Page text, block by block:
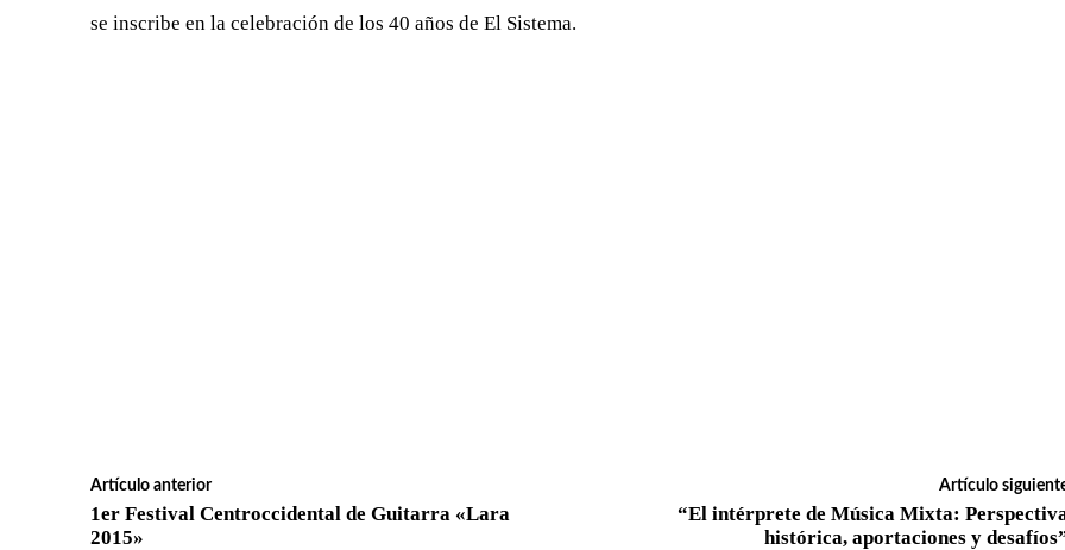
se inscribe en la celebración de los 40 años de El Sistema.
Artículo anterior
1er Festival Centroccidental de Guitarra «Lara
2015»
Artículo
“El intérprete de Música Mixta:
histórica, aportaciones y